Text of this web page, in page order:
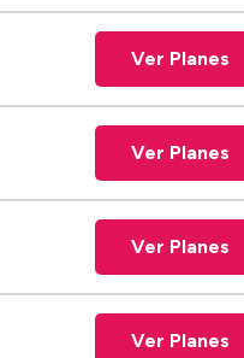
Ver Planes
Ver Planes
Ver Planes
Ver Planes